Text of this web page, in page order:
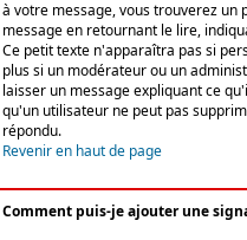
à votre message, vous trouverez un
message en retournant le lire,
Ce petit texte n'apparaîtra pas si
plus si un modérateur ou un
laisser un message expliquant ce
qu'un utilisateur ne peut pas
répondu.
Revenir en haut de page
Comment puis-je ajouter une